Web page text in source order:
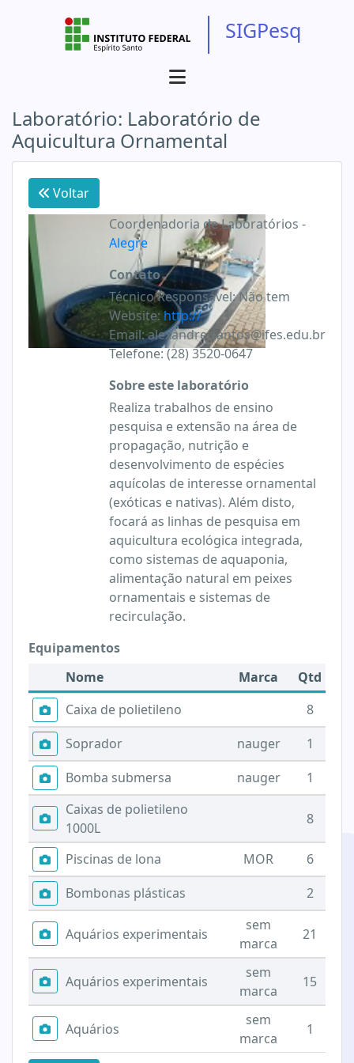
SIGPesq
Laboratório: Laboratório de
Aquicultura Ornamental
Voltar
Coordenadoria de Laboratórios -
Alegre
Contato
Técnico Responsável:Não tem
Website:http://
Email:alexandre.santos@ifes.edu.br
Telefone:(28) 3520-0647
Sobre este laboratório
Realiza trabalhos de ensino
pesquisa e extensão na área de
propagação, nutrição e
desenvolvimento de espécies
aquícolas de interesse ornamental
(exóticas e nativas). Além disto,
focará as linhas de pesquisa em
aquicultura ecológica integrada,
como sistemas de aquaponia,
alimentação natural em peixes
ornamentais e sistemas de
recirculação.
Equipamentos
Nome
Marca
Qtd
Caixa de polietileno
8
Soprador
nauger
1
Bomba submersa
nauger
1
Caixas de polietileno
1000L
8
Piscinas de lona MOR
6
Bombonas plásticas
2
Aquários experimentais
sem
marca
21
Aquários experimentais
sem
marca
15
Aquários
sem
marca
1